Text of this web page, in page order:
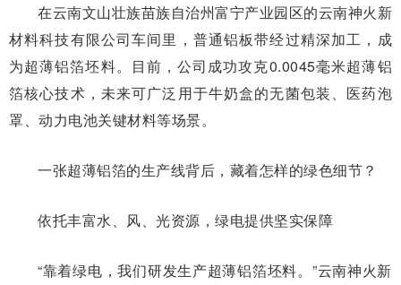
在云南文山壮族苗族自治州富宁产业园区的云南神火新
材料科技有限公司车间里，普通铝板带经过精深加工，成
为超薄铝箔坯料。目前，公司成功攻克0.0045毫米超薄铝
箔核心技术，未来可广泛用于牛奶盒的无菌包装、医药泡
罩、动力电池关键材料等场景。
一张超薄铝箔的生产线背后，藏着怎样的绿色细节？
依托丰富水、风、光资源，绿电提供坚实保障
“靠着绿电，我们研发生产超薄铝箔坯料。”云南神火新